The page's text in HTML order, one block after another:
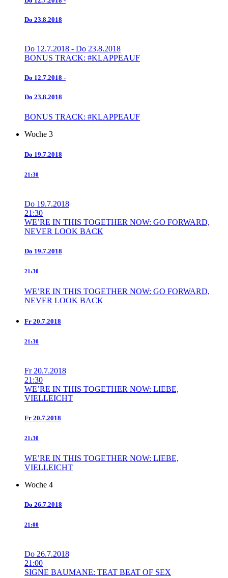
Do 23.8.2018
Do 12.7.2018 - Do 23.8.2018
BONUS TRACK: #KLAPPEAUF
Do 12.7.2018 -
Do 23.8.2018
BONUS TRACK: #KLAPPEAUF
Woche 3
Do 19.7.2018
21:30
Do 19.7.2018
21:30
WE’RE IN THIS TOGETHER NOW: GO FORWARD,
NEVER LOOK BACK
Do 19.7.2018
21:30
WE’RE IN THIS TOGETHER NOW: GO FORWARD,
NEVER LOOK BACK
Fr 20.7.2018
21:30
Fr 20.7.2018
21:30
WE’RE IN THIS TOGETHER NOW: LIEBE,
VIELLEICHT
Fr 20.7.2018
21:30
WE’RE IN THIS TOGETHER NOW: LIEBE,
VIELLEICHT
Woche 4
Do 26.7.2018
21:00
Do 26.7.2018
21:00
SIGNE BAUMANE: TEAT BEAT OF SEX